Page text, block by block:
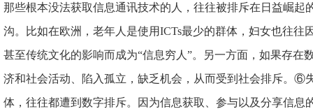
那些根本没法获取信息通讯技术的人，往往被排斥在日益崛起
沟。比如在欧洲，老年人是使用ICTs最少的群体，妇女也往往
甚至传统文化的影响而成为“信息穷人”。另一方面，如果存在
济和社会活动、陷入孤立，缺乏机会，从而受到社会排斥。⑥
体，往往都遭到数字排斥。因为信息获取、参与以及分享信息